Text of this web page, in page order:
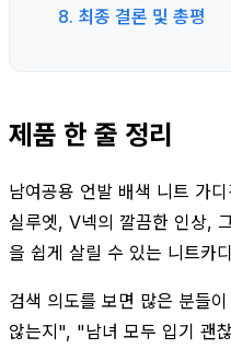
8. 최종 결론 및 총평
제품 한 줄 정리
남여공용 언발 배색 니트 가
실루엣, V넥의 깔끔한 인상,
을 쉽게 살릴 수 있는 니트카
검색 의도를 보면 많은 분들
않는지", "남녀 모두 입기 괜